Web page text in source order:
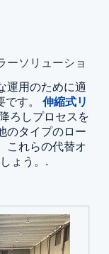
ーソリューショ
運用のために適
です。 伸縮式リ
ろしプロセスを
のタイプのロー
これらの代替オ
ょう。.